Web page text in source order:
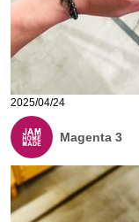
2025/04/24
Magenta 3